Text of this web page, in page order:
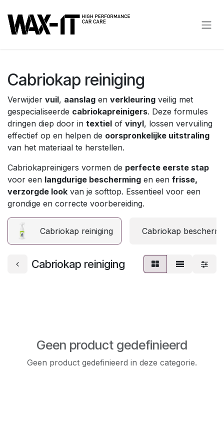
Cabriokap reiniging
Verwijder vuil, aanslag en verkleuring veilig met
gespecialiseerde cabriokapreinigers. Deze formules
dringen diep door in textiel of vinyl, lossen vervuiling
effectief op en helpen de oorspronkelijke uitstraling
van het materiaal te herstellen.
Cabriokapreinigers vormen de perfecte eerste stap
voor een langdurige bescherming en een frisse,
verzorgde look van je softtop. Essentieel voor een
grondige en correcte voorbereiding.
Cabriokap reiniging Cabriokap
Cabriokap reiniging
Geen product gedefinieerd
Geen product gedefinieerd in deze categorie.